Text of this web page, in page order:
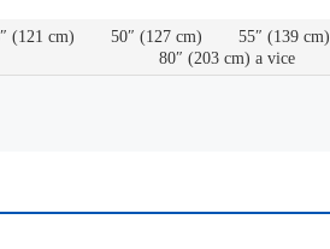
(121 cm) 50″ (127 cm) 55″ (139 cm)
80″ (203 cm) a vice